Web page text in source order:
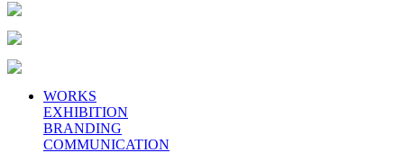
WORKS
EXHIBITION
BRANDING
COMMUNICATION